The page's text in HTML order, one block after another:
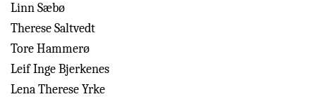
Linn Sæbø
Therese Saltvedt
Tore Hammerø
Leif Inge Bjerkenes
Lena Therese Yrke